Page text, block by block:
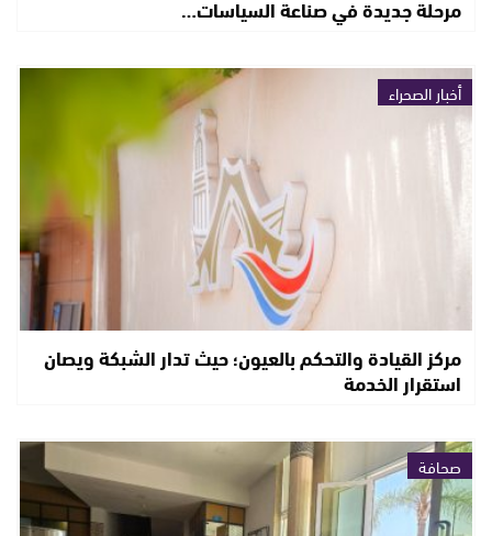
مرحلة جديدة في صناعة السياسات…
أخبار الصحراء
مركز القيادة والتحكم بالعيون؛ حيث تدار الشبكة ويصان
استقرار الخدمة
صحافة